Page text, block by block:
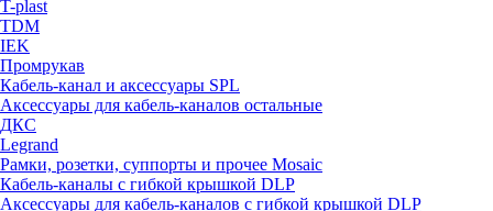
T-plast
TDM
IEK
Промрукав
Кабель-канал и аксессуары SPL
Аксессуары для кабель-каналов остальные
ДКС
Legrand
Рамки, розетки, суппорты и прочее Mosaic
Кабель-каналы с гибкой крышкой DLP
Аксессуары для кабель-каналов с гибкой крышкой DLP